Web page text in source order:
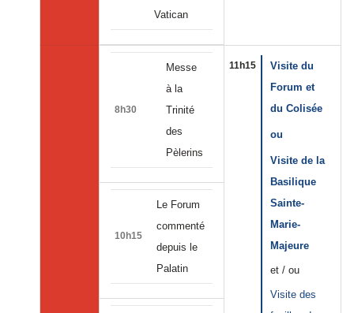
Vatican
8h30
Messe
à la
Trinité
des
Pèlerins
11h15
Visite du
Forum et
du Colisée
ou
Visite de la
Basilique
Sainte-
Marie-
Majeure
et / ou
Visite des
10h15
Le Forum
commenté
depuis le
Palatin